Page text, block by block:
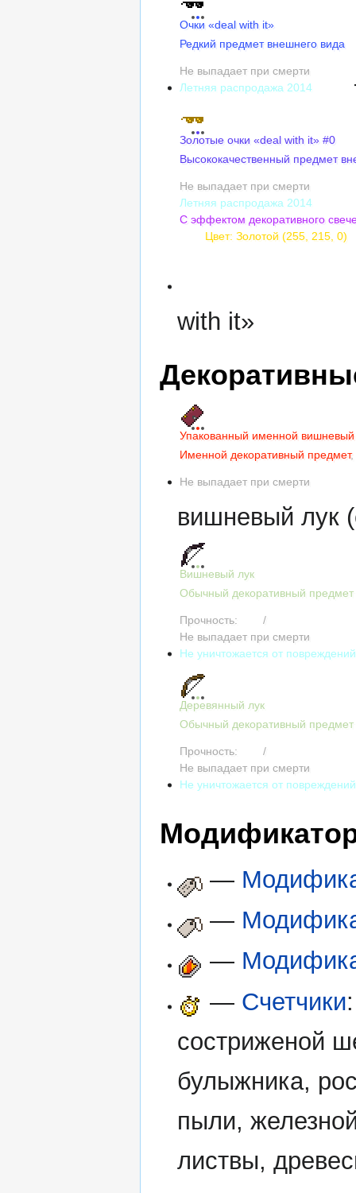
Очки «deal with it»
Редкий предмет внешнего вида
Не выпадает при смерти
Летняя распродажа 2014
Золотые очки «deal with it» #0
Высококачественный предмет
Не выпадает при смерти
Летняя распродажа 2014
С эффектом декоративного
Цвет: Золотой (255, 215, 0)
with it»
Упакованный именной вишневый
Именной декоративный предмет,
Не выпадает при смерти
вишневый лук
Вишневый лук
Обычный декоративный предмет
Прочность: /
Не выпадает при смерти
Не уничтожается от повреждений
Деревянный лук
Обычный декоративный предмет
Прочность: /
Не выпадает при смерти
Не уничтожается от повреждений
—
—
—
— Счетчики
состриженой
булыжника,
пыли,
листвы,